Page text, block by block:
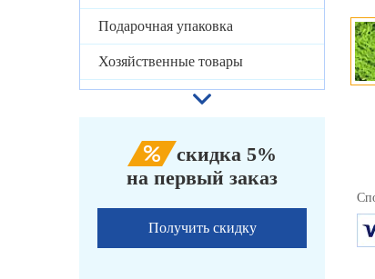
Подарочная упаковка
Хозяйственные товары
скидка 5%
на первый заказ
Получить скидку